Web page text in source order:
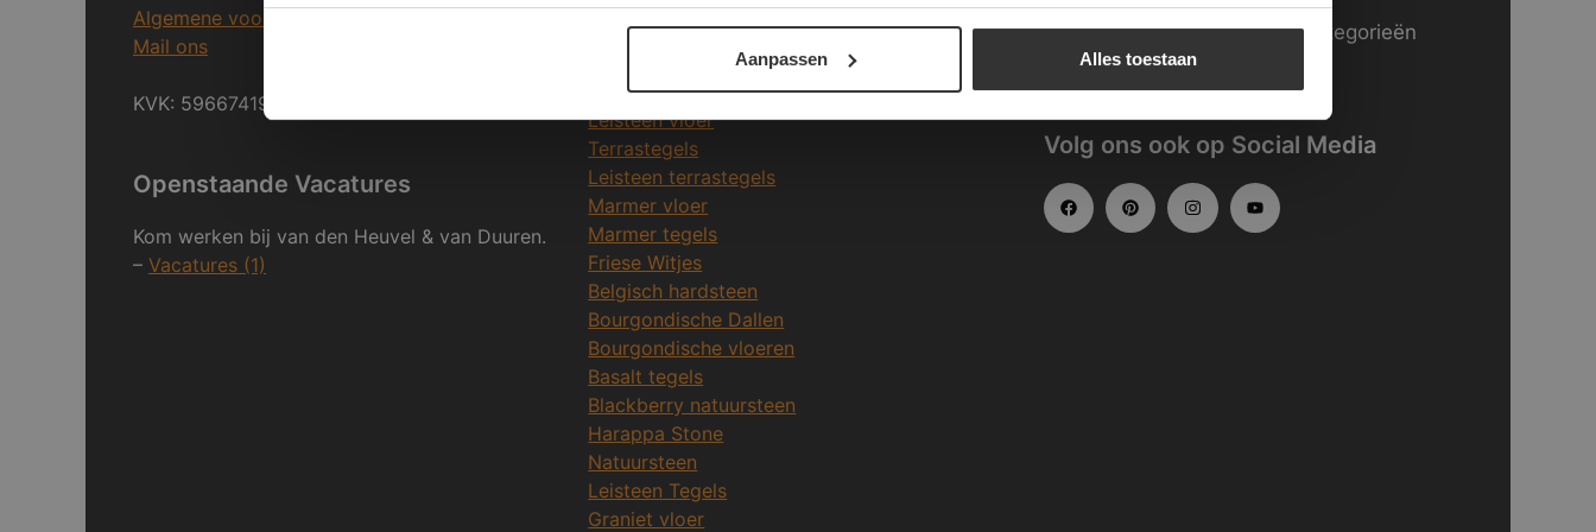
Aanpassen Alles toestaan
Algemene voorwaarden
Mail ons
KVK: 59667419
Openstaande Vacatures
Kom werken bij van den Heuvel & van Duuren.
– Vacatures (1)
Meeste Gezochte Natuursteen
Natuursteen vloeren
Leisteen vloer
Terrastegels
Leisteen terrastegels
Marmer vloer
Marmer tegels
Friese Witjes
Belgisch hardsteen
Bourgondische Dallen
Bourgondische vloeren
Basalt tegels
Blackberry natuursteen
Harappa Stone
Natuursteen
Leisteen Tegels
Graniet vloer
Bekijkhieronze website in categorieën
ingedeeld.
Volg ons ook op Social Media